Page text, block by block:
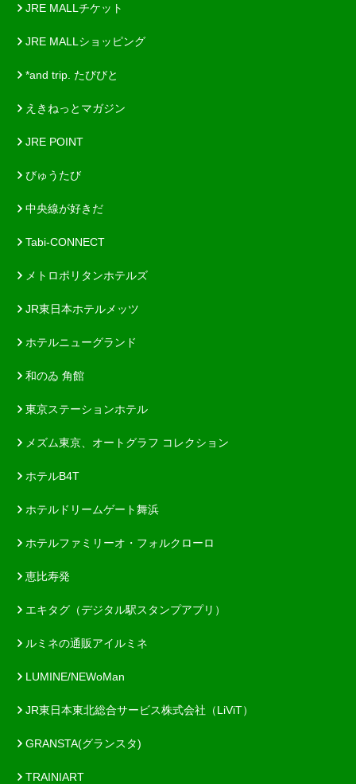
JRE MALLチケット
JRE MALLショッピング
*and trip. たびびと
えきねっとマガジン
JRE POINT
びゅうたび
中央線が好きだ
Tabi-CONNECT
メトロポリタンホテルズ
JR東日本ホテルメッツ
ホテルニューグランド
和のゐ 角館
東京ステーションホテル
メズム東京、オートグラフ コレクション
ホテルB4T
ホテルドリームゲート舞浜
ホテルファミリーオ・フォルクローロ
恵比寿発
エキタグ（デジタル駅スタンプアプリ）
ルミネの通販アイルミネ
LUMINE/NEWoMan
JR東日本東北総合サービス株式会社（LiViT）
GRANSTA(グランスタ)
TRAINIART